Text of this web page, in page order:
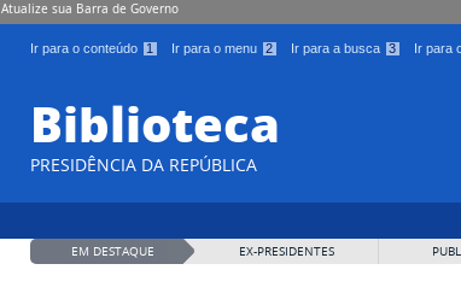
Atualize sua Barra de Governo
Ir para o conteúdo 1 Ir para o menu 2 Ir para a busca 3 Ir para
Biblioteca
PRESIDÊNCIA DA REPÚBLICA
EM DESTAQUE EX-PRESIDENTES